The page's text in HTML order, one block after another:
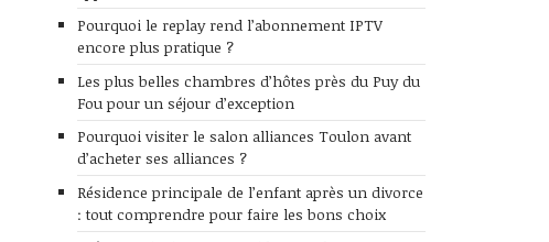
Pourquoi le replay rend l’abonnement IPTV
encore plus pratique ?
Les plus belles chambres d’hôtes près du Puy du
Fou pour un séjour d’exception
Pourquoi visiter le salon alliances Toulon avant
d’acheter ses alliances ?
Résidence principale de l’enfant après un divorce
: tout comprendre pour faire les bons choix